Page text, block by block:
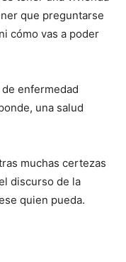
que preguntarse
cómo vas a poder
enfermedad
una salud
muchas certezas
discurso de la
quien pueda.